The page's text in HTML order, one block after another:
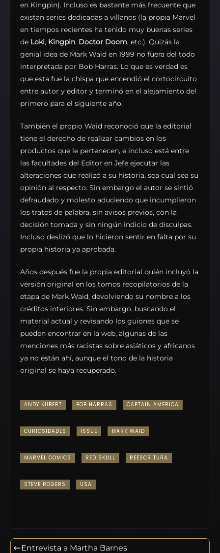
en Kingpin). Incluso es bastante más frecuente que
existan series dedicadas a villanos (la propia Marvel
en tiempos recientes ha tenido muy buenas series
de Loki, Kingpin, Doctor Doom, etc.). Quizás la
genial idea de Mark Waid en 1999 no fuera del todo
interpretada por Bob Harras. Lo que es verdad es
que esta fue la chispa que encendió el cortocircuito
entre autor y editor y terminó en el alejamiento del
primero para el siguiente año.
También el propio Waid reconoció que la editorial
tiene el derecho de realizar cambios en los
productos que le pertenecen, e incluso está entre
las facultades del Editor en Jefe ejecutar las
alteraciones que realizó a su historia, sea cual sea su
opinión al respecto. Sin embargo el autor se sintió
defraudado y molesto aduciendo que incumplieron
los tratos de palabra, sin avisos previos, con la
decisión tomada y sin ningún indicio de disculpas.
Incluso deslizó que lo hicieron sentir en falta por su
propia historia ya aprobada.
Años después fue la propia editorial quién incluyó la
versión original en los tomos recopilatorios de la
etapa de Mark Waid, devolviendo su nombre a los
créditos interiores. Sin embargo, buscando el
material actual y revisando los guiones que se
pueden encontrar en la web, algunas de las
menciones más racistas sobre asiáticos y africanos
ya no están ahí, aunque el tono de la historia
original se haya recuperado.
ANDY KUBERT BOB HARRAS CAPTAIN AMERICA
CURIOSIDADES ISSUE MARK WAID
MARVEL COMICS RED SKULL REESCRITURA
STEVE ROGERS USA
Entrevista a Martha Barnes